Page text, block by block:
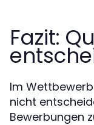
Fazit:
Im
nicht
Bewerbungen